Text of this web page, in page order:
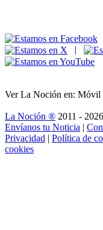
|
Ver La Noción en: Móvil
La Noción ® 2011 -
Envíanos tu Noticia |
Privacidad | Política de
cookies